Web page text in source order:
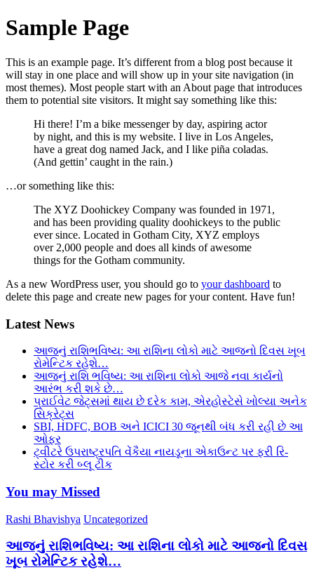
Sample Page
This is an example page. It’s different from a blog post because it
will stay in one place and will show up in your site navigation (in
most themes). Most people start with an About page that introduces
them to potential site visitors. It might say something like this:
Hi there! I’m a bike messenger by day, aspiring actor
by night, and this is my website. I live in Los Angeles,
have a great dog named Jack, and I like piña coladas.
(And gettin’ caught in the rain.)
…or something like this:
The XYZ Doohickey Company was founded in 1971,
and has been providing quality doohickeys to the public
ever since. Located in Gotham City, XYZ employs
over 2,000 people and does all kinds of awesome
things for the Gotham community.
As a new WordPress user, you should go to your dashboard to
delete this page and create new pages for your content. Have fun!
Latest News
આજનું રાશિભવિષ્ય: આ રાશિના લોકો માટે આજનો દિવસ ખૂબ
રોમેન્ટિક રહેશે…
આજનું રાશિ ભવિષ્ય: આ રાશિના લોકો આજે નવા કાર્યનો
આરંભ કરી શકે છે…
પ્રાઈવેટ જેટ્સમાં થાય છે દરેક કામ, એરહોસ્ટેસે ખોલ્યા અનેક
સિક્રેટ્સ
SBI, HDFC, BOB અને ICICI 30 જૂનથી બંધ કરી રહી છે આ
ઓફર
ટ્વીટરે ઉપરાષ્ટ્રપતિ વેંકૈયા નાયડૂના એકાઉન્ટ પર ફરી રિ-
સ્ટોર કરી બ્લૂ ટીક
You may Missed
Rashi Bhavishya Uncategorized
આજનું રાશિભવિષ્ય: આ રાશિના લોકો માટે આજનો દિવસ
ખૂબ રોમેન્ટિક રહેશે…